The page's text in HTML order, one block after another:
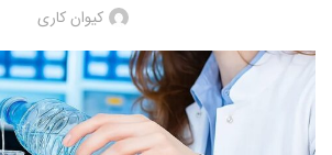
کیوان کاری